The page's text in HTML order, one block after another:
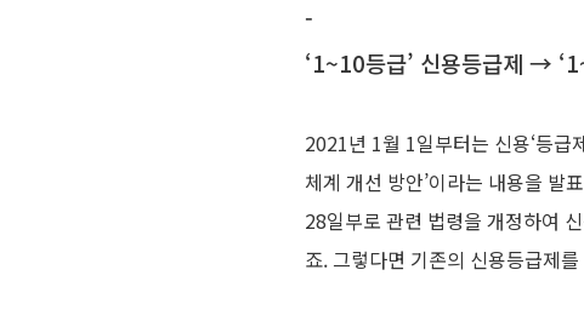
-
‘1~10등급’ 신용등급제 →
2021년 1월 1일부터는 신용‘등급
체계 개선 방안’이라는 내용을 발
28일부로 관련 법령을 개정하여
죠. 그렇다면 기존의 신용등급제